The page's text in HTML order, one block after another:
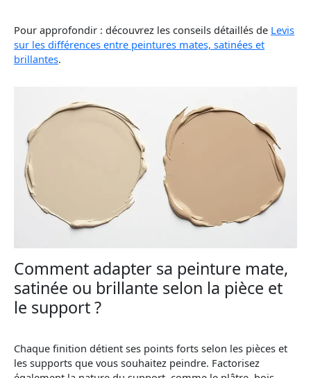
Pour approfondir : découvrez les conseils détaillés de Levis
sur les différences entre peintures mates, satinées et
brillantes.
Comment adapter sa peinture mate,
satinée ou brillante selon la pièce et
le support ?
Chaque finition détient ses points forts selon les pièces et
les supports que vous souhaitez peindre. Factorisez